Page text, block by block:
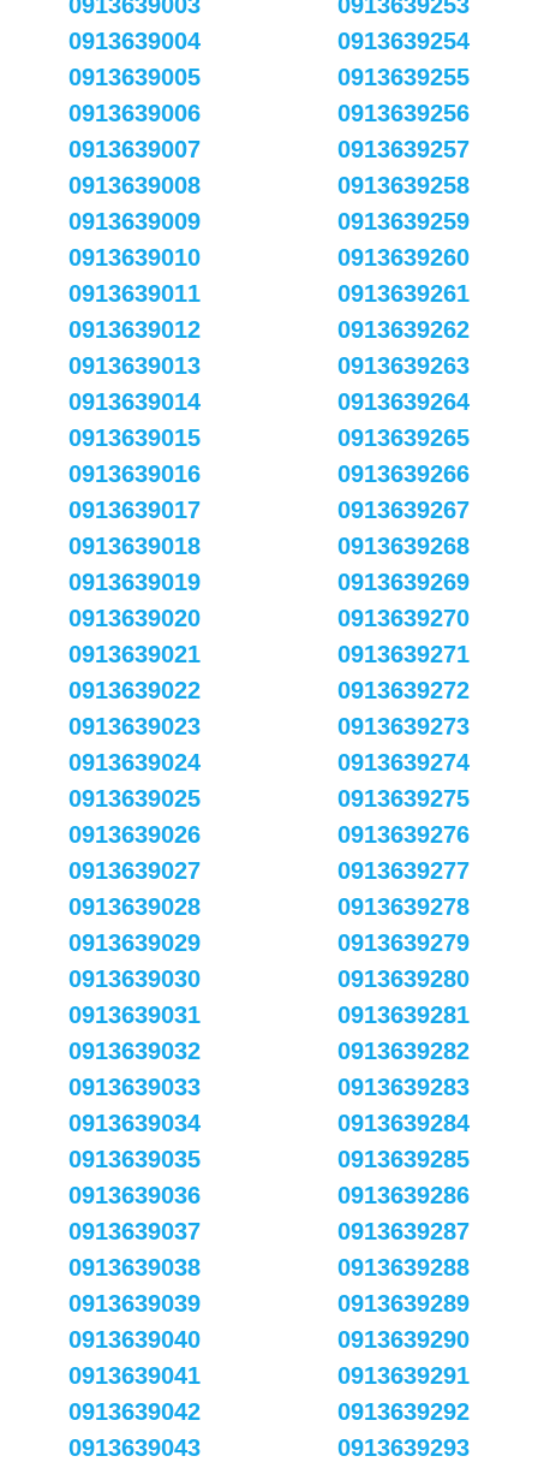
0913639004
0913639005
0913639006
0913639007
0913639008
0913639009
0913639010
0913639011
0913639012
0913639013
0913639014
0913639015
0913639016
0913639017
0913639018
0913639019
0913639020
0913639021
0913639022
0913639023
0913639024
0913639025
0913639026
0913639027
0913639028
0913639029
0913639030
0913639031
0913639032
0913639033
0913639034
0913639035
0913639036
0913639037
0913639038
0913639039
0913639040
0913639041
0913639042
0913639043
0913639254
0913639255
0913639256
0913639257
0913639258
0913639259
0913639260
0913639261
0913639262
0913639263
0913639264
0913639265
0913639266
0913639267
0913639268
0913639269
0913639270
0913639271
0913639272
0913639273
0913639274
0913639275
0913639276
0913639277
0913639278
0913639279
0913639280
0913639281
0913639282
0913639283
0913639284
0913639285
0913639286
0913639287
0913639288
0913639289
0913639290
0913639291
0913639292
0913639293